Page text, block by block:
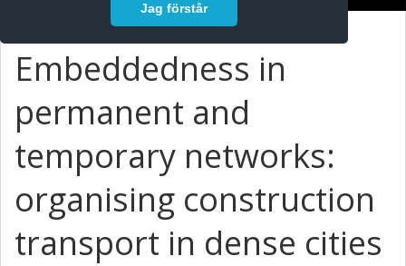
Jag förstår
Embeddedness in
permanent and
temporary networks:
organising construction
transport in dense cities